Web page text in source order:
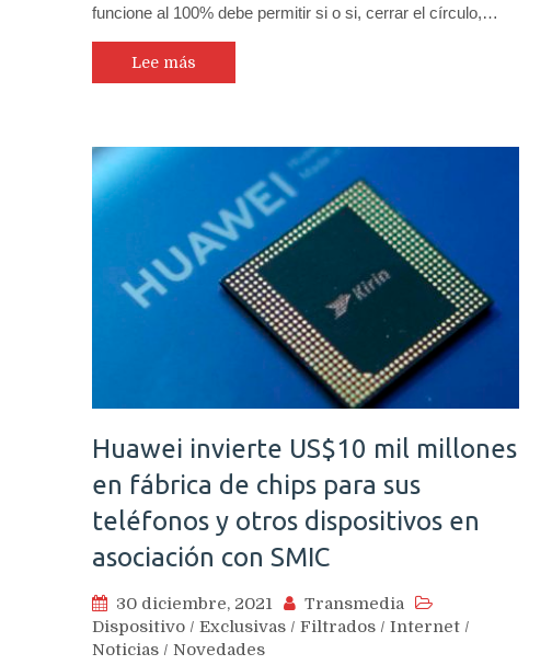
funcione al 100% debe permitir si o si, cerrar el círculo,…
Lee más
Huawei invierte US$10 mil millones
en fábrica de chips para sus
teléfonos y otros dispositivos en
asociación con SMIC
30 diciembre, 2021
Transmedia
Dispositivo / Exclusivas / Filtrados / Internet /
Noticias / Novedades